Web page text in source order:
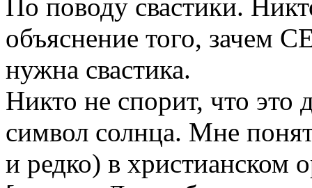
По поводу свастики.
объяснение того, зачем
нужна свастика.
Никто не спорит, что
символ солнца. Мне
и редко) в христианском